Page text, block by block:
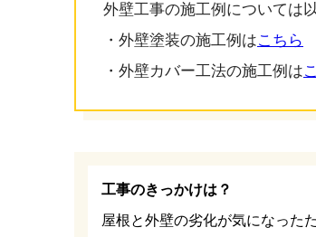
外壁工事の施工例については
・外壁塗装の施工例はこちら
・外壁カバー工法の施工例は
工事のきっかけは？
屋根と外壁の劣化が気になった